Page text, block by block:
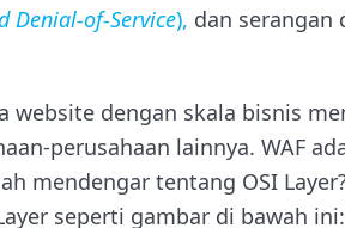
Denial-of-Service), dan serangan
dengan skala bisnis
perusahaan lainnya. WAF
mendengar tentang OSI
seperti gambar di bawah ini: